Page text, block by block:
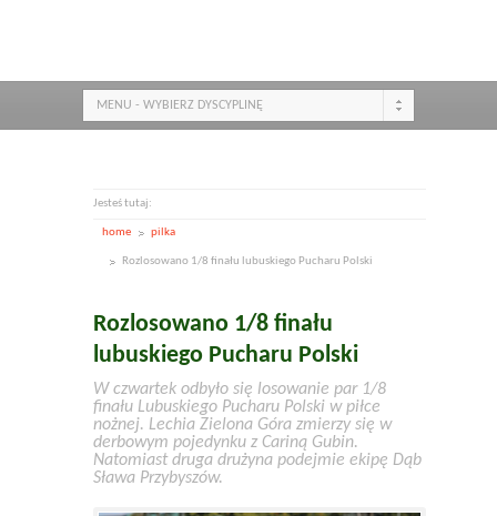
MENU - WYBIERZ DYSCYPLINĘ
Jesteś tutaj:
home pilka
Rozlosowano 1/8 finału lubuskiego Pucharu Polski
Rozlosowano 1/8 finału
lubuskiego Pucharu Polski
W czwartek odbyło się losowanie par 1/8
finału Lubuskiego Pucharu Polski w piłce
nożnej. Lechia Zielona Góra zmierzy się w
derbowym pojedynku z Cariną Gubin.
Natomiast druga drużyna podejmie ekipę Dąb
Sława Przybyszów.